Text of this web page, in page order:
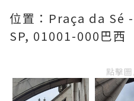
位置：Praça da Sé
SP, 01001-000巴西
點擊